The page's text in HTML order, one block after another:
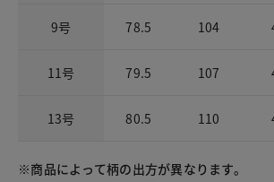
9号 78.5 104
11号 79.5 107
13号 80.5 110
※商品によって柄の出方が異なります。